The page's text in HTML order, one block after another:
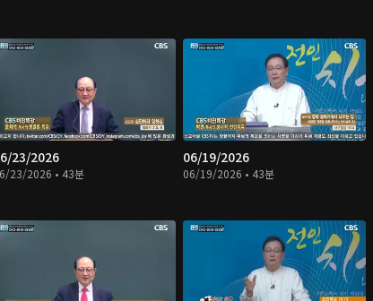
23/2026
23/2026 • 43분
06/19/2026
06/19/2026 • 43분